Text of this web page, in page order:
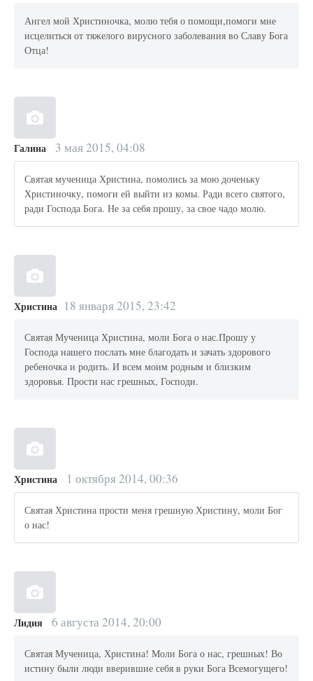
Ангел мой Христиночка, молю тебя о помощи,помоги мне
исцелиться от тяжелого вирусного заболевания во Славу Бога
Отца!
Галина 3 мая 2015, 04:08
Святая мученица Христина, помолись за мою доченьку
Христиночку, помоги ей выйти из комы. Ради всего святого,
ради Господа Бога. Не за себя прошу, за свое чадо молю.
Христина 18 января 2015, 23:42
Святая Мученица Христина, моли Бога о нас.Прошу у
Господа нашего послать мне благодать и зачать здорового
ребеночка и родить. И всем моим родным и близким
здоровья. Прости нас грешных, Господи.
Христина 1 октября 2014, 00:36
Святая Христина прости меня грешную Христину, моли Бог
о нас!
Лидия 6 августа 2014, 20:00
Святая Мученица, Христина! Моли Бога о нас, грешных! Во
истину были люди вверившие себя в руки Бога Всемогущего!